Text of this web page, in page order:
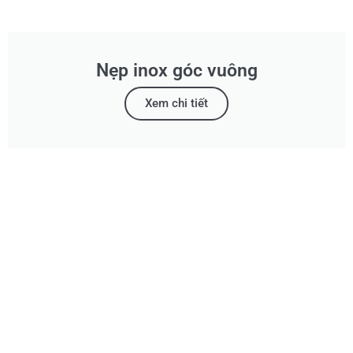
Nẹp inox góc vuông
Xem chi tiết